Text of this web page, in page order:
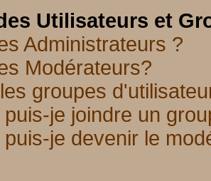
Utilisateurs et
Administrateurs ?
Modérateurs?
groupes
je joindre un
je devenir le